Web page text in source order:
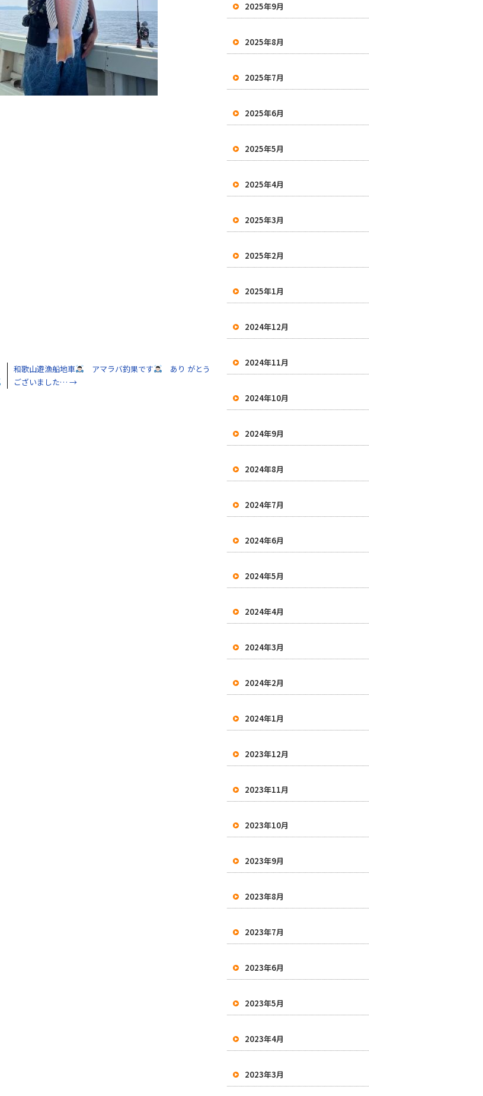
和歌山遊漁船地車 アマラバ釣果です
あり がとう
ございました… →
2025年9月
2025年8月
2025年7月
2025年6月
2025年5月
2025年4月
2025年3月
2025年2月
2025年1月
2024年12月
2024年11月
2024年10月
2024年9月
2024年8月
2024年7月
2024年6月
2024年5月
2024年4月
2024年3月
2024年2月
2024年1月
2023年12月
2023年11月
2023年10月
2023年9月
2023年8月
2023年7月
2023年6月
2023年5月
2023年4月
2023年3月